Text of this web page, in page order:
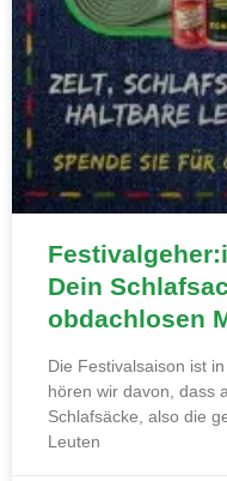
Dein
obdachlosen
Die Festivalsaison ist
hören wir davon, dass
Schlafsäcke, also die
Leuten